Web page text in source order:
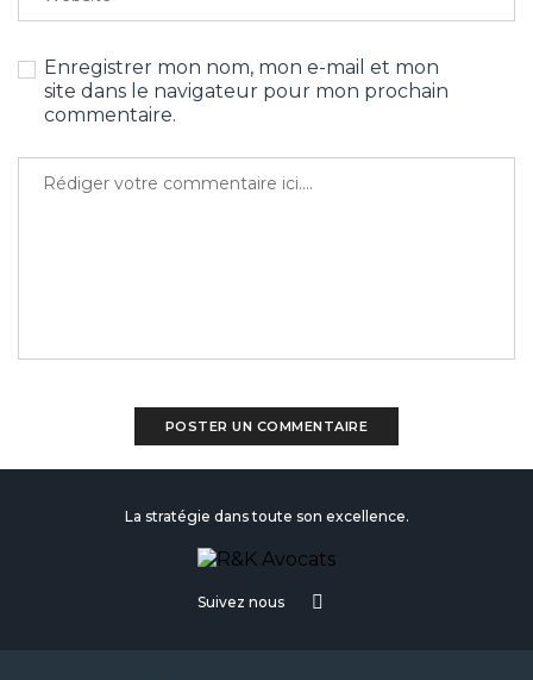
Enregistrer mon nom, mon e-mail et mon
site dans le navigateur pour mon prochain
commentaire.
La stratégie dans toute son excellence.
Suivez nous